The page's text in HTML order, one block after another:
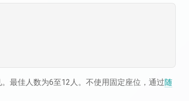
最佳人数为6至12人。不使用固定座位，通过随